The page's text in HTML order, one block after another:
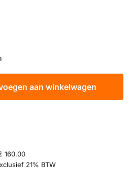
aan winkelwagen
160,00
21% BTW